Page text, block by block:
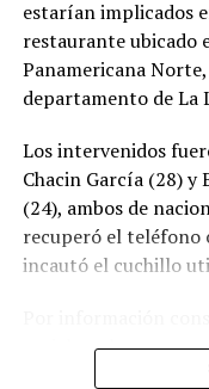
estarían implicados
restaurante ubicado
Panamericana
departamento de La
Los intervenidos
Chacin García (28) y
(24), ambos de
recuperó el teléfono
incautó el cuchillo
sociales, al parecer,
García aparecería